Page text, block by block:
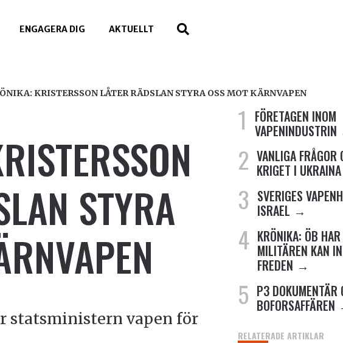
ENGAGERA DIG AKTUELLT
KRISTERSSON LÅTER RÄDSLAN STYRA OSS MOT KÄRNVAPEN
STYRA
statsministern vapen för
FÖRETAGEN INOM
VAPENINDUSTRIN
VANLIGA FRÅGOR
KRIGET I UKRAINA
SVERIGES
ISRAEL
KRÖNIKA: ÖB
MILITÄREN KAN
FREDEN
P3 DOKUMENTÄR
BOFORSAFFÄREN
RELATERADE ARTIKLAR